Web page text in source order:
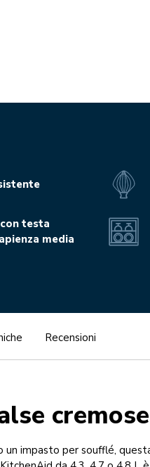
testa
media
Recensioni
cremose
impasto per soufflé,